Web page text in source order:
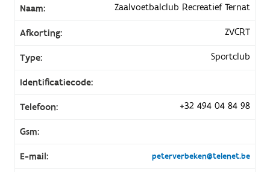
Naam: Zaalvoetbalclub Recreatief Ternat
Afkorting: ZVCRT
Type: Sportclub
Identificatiecode:
Telefoon: +32 494 04 84 98
Gsm:
E-mail: peterverbeken@telenet.be